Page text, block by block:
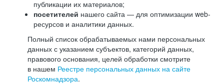
публикации их материалов;
посетителей нашего сайта — для оптимизации web-
ресурсов и аналитики данных.
Полный список обрабатываемых нами персональных
данных с указанием субъектов, категорий данных,
правового основания, целей обработки смотрите
в нашем Реестре персональных данных на сайте
Роскомнадзора.